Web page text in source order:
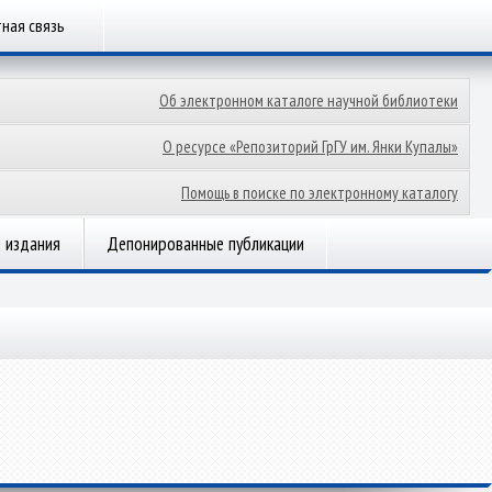
связь
Об электронном каталоге научной библиотеки
О ресурсе «Репозиторий ГрГУ им. Янки Купалы»
Помощь в поиске по электронному каталогу
Депонированные публикации